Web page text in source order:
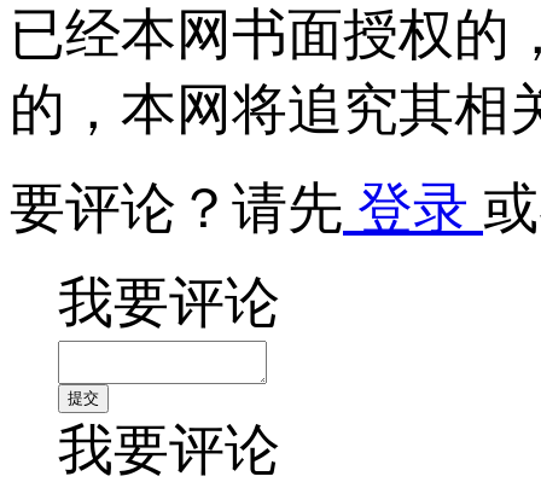
已经本网书面授权的
的，本网将追究其相
要评论？请先 登录
我要评论
我要评论